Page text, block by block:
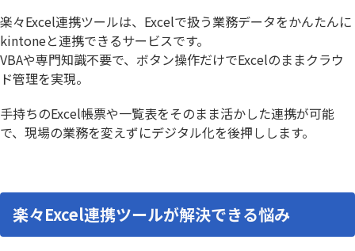
楽々Excel連携ツールは、Excelで扱う業務データをかんたんに
kintoneと連携できるサービスです。
VBAや専門知識不要で、ボタン操作だけでExcelのままクラウ
ド管理を実現。
手持ちのExcel帳票や一覧表をそのまま活かした連携が可能
で、現場の業務を変えずにデジタル化を後押しします。
楽々Excel連携ツールが解決できる悩み